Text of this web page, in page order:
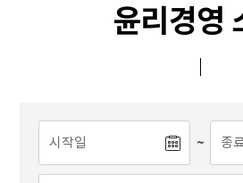
윤리경영
~